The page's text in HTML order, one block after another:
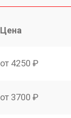
Цена
от 4250 ₽
от 3700 ₽